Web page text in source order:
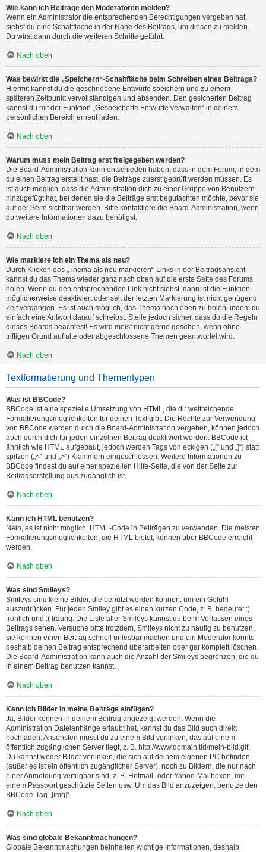
Wie kann ich Beiträge den Moderatoren melden?
Wenn ein Administrator die entsprechenden Berechtigungen vergeben hat,
siehst du eine Schaltfläche in der Nähe des Beitrags, um diesen zu melden.
Du wirst dann durch die weiteren Schritte geführt.
Nach oben
Was bewirkt die „Speichern“-Schaltfläche beim Schreiben eines Beitrags?
Hiermit kannst du die geschriebene Entwürfe speichern und zu einem
späteren Zeitpunkt vervollständigen und absenden. Den gesicherten Beitrag
kannst du mit der Funktion „Gespeicherte Entwürfe verwalten“ in deinem
persönlichen Bereich erneut laden.
Nach oben
Warum muss mein Beitrag erst freigegeben werden?
Die Board-Administration kann entschieden haben, dass in dem Forum, in dem
du einen Beitrag erstellt hast, die Beiträge zuerst geprüft werden müssen. Es
ist auch möglich, dass die Administration dich zu einer Gruppe von Benutzern
hinzugefügt hat, bei denen sie die Beiträge erst begutachten möchte, bevor sie
auf der Seite sichtbar werden. Bitte kontaktiere die Board-Administration, wenn
du weitere Informationen dazu benötigst.
Nach oben
Wie markiere ich ein Thema als neu?
Durch Klicken des „Thema als neu markieren“-Links in der Beitragsansicht
kannst du das Thema wieder ganz nach oben auf die erste Seite des Forums
holen. Wenn du den entsprechenden Link nicht siehst, dann ist die Funktion
möglicherweise deaktiviert oder seit der letzten Markierung ist nicht genügend
Zeit vergangen. Es ist auch möglich, das Thema nach oben zu holen, indem du
einfach eine Antwort darauf schreibst. Stelle jedoch sicher, dass du die Regeln
dieses Boards beachtest! Es wird meist nicht gerne gesehen, wenn ohne
triftigen Grund auf alte oder abgeschlossene Themen geantwortet wird.
Nach oben
Textformatierung und Thementypen
Was ist BBCode?
BBCode ist eine spezielle Umsetzung von HTML, die dir weitreichende
Formatierungsmöglichkeiten für deinen Text gibt. Die Rechte zur Verwendung
von BBCode werden durch die Board-Administration vergeben, können jedoch
auch durch dich für jeden einzelnen Beitrag deaktiviert werden. BBCode ist
ähnlich wie HTML aufgebaut, jedoch werden Tags von eckigen („[“ und „]“) statt
spitzen („<“ und „>“) Klammern eingeschlossen. Weitere Informationen zu
BBCode findest du auf einer speziellen Hilfe-Seite, die von der Seite zur
Beitragserstellung aus zugänglich ist.
Nach oben
Kann ich HTML benutzen?
Nein, es ist nicht möglich, HTML-Code in Beiträgen zu verwenden. Die meisten
Formatierungsmöglichkeiten, die HTML bietet, können über BBCode erreicht
werden.
Nach oben
Was sind Smileys?
Smileys sind kleine Bilder, die benutzt werden können, um ein Gefühl
auszudrücken. Für jeden Smiley gibt es einen kurzen Code, z. B. bedeutet :)
fröhlich und :( traurig. Die Liste aller Smileys kannst du beim Verfassen eines
Beitrags sehen. Versuche bitte trotzdem, Smileys nicht zu häufig zu benutzen,
sie können einen Beitrag schnell unlesbar machen und ein Moderator könnte
deshalb deinen Beitrag entsprechend überarbeiten oder gar komplett löschen.
Die Board-Administration kann auch die Anzahl der Smileys begrenzen, die du
in einem Beitrag benutzen kannst.
Nach oben
Kann ich Bilder in meine Beiträge einfügen?
Ja, Bilder können in deinem Beitrag angezeigt werden. Wenn die
Administration Dateianhänge erlaubt hat, kannst du das Bild auch direkt
hochladen. Ansonsten musst du zu einem Bild verlinken, das auf einem
öffentlich zugänglichen Server liegt, z. B. http://www.domain.tld/mein-bild.gif.
Du kannst weder Bilder verlinken, die sich auf deinem eigenen PC befinden
(außer es ist ein öffentlich zugänglicher Server), noch zu Bildern, die nur nach
einer Anmeldung verfügbar sind, z. B. Hotmail- oder Yahoo-Mailboxen, mit
einem Passwort geschützte Seiten usw. Um das Bild anzuzeigen, benutze den
BBCode-Tag „[img]“.
Nach oben
Was sind globale Bekanntmachungen?
Globale Bekanntmachungen beinhalten wichtige Informationen, deshalb